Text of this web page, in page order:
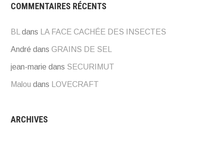
COMMENTAIRES RÉCENTS
BL dans LA FACE CACHÉE DES INSECTES
André dansGRAINS DE SEL
jean-marie dans SECURIMUT
Malou dans LOVECRAFT
ARCHIVES